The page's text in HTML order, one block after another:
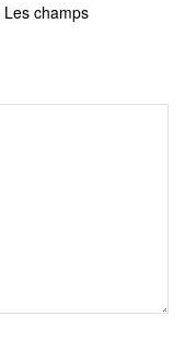
Les champs